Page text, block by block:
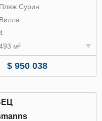
Пляж Сурин
Вилла
м²
$ 950 038